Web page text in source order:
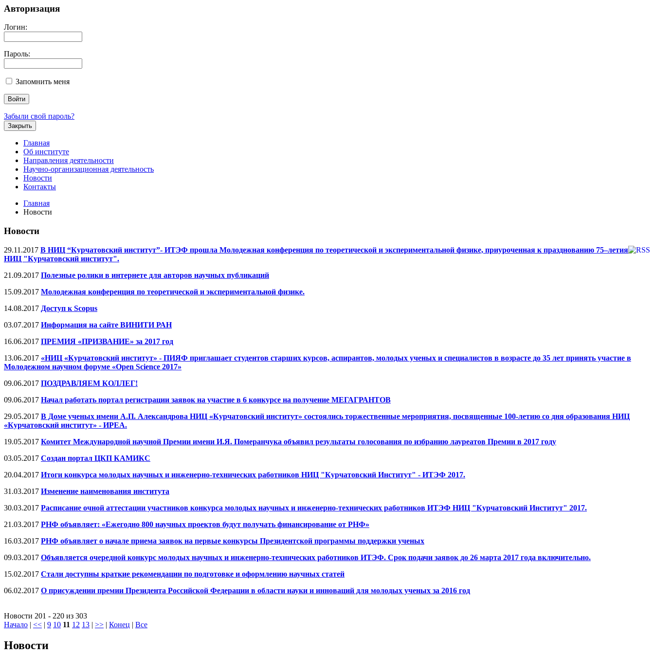
Авторизация
Логин:
Пароль:
Запомнить меня
Забыли свой пароль?
Закрыть
Главная
Об институте
Направления деятельности
Научно-организационная деятельность
Новости
Контакты
Главная
Новости
Новости
29.11.2017 В НИЦ “Курчатовский институт”- ИТЭФ прошла Молодежная конференция по теоретической и экспериментальной физике, приуроченная к празднованию 75–летия
НИЦ "Курчатовский институт".
21.09.2017 Полезные ролики в интернете для авторов научных публикаций
15.09.2017 Молодежная конференция по теоретической и экспериментальной физике.
14.08.2017 Доступ к Scopus
03.07.2017 Информация на сайте ВИНИТИ РАН
16.06.2017 ПРЕМИЯ «ПРИЗВАНИЕ» за 2017 год
13.06.2017 «НИЦ «Курчатовский институт» - ПИЯФ приглашает студентов старших курсов, аспирантов, молодых ученых и специалистов в возрасте до 35 лет принять участие в
Молодежном научном форуме «Open Science 2017»
09.06.2017 ПОЗДРАВЛЯЕМ КОЛЛЕГ!
09.06.2017 Начал работать портал регистрации заявок на участие в 6 конкурсе на получение МЕГАГРАНТОВ
29.05.2017 В Доме ученых имени А.П. Александрова НИЦ «Курчатовский институт» состоялись торжественные мероприятия, посвященные 100-летию со дня образования НИЦ
«Курчатовский институт» - ИРЕА.
19.05.2017 Комитет Международной научной Премии имени И.Я. Померанчука объявил результаты голосования по избранию лауреатов Премии в 2017 году
03.05.2017 Создан портал ЦКП КАМИКС
20.04.2017 Итоги конкурса молодых научных и инженерно-технических работников НИЦ "Курчатовский Институт" - ИТЭФ 2017.
31.03.2017 Изменение наименования института
30.03.2017 Расписание очной аттестации участников конкурса молодых научных и инженерно-технических работников ИТЭФ НИЦ "Курчатовский Институт" 2017.
21.03.2017 РНФ объявляет: «Ежегодно 800 научных проектов будут получать финансирование от РНФ»
16.03.2017 РНФ объявляет о начале приема заявок на первые конкурсы Президентской программы поддержки ученых
09.03.2017 Объявляется очередной конкурс молодых научных и инженерно-технических работников ИТЭФ. Срок подачи заявок до 26 марта 2017 года включительно.
15.02.2017 Стали доступны краткие рекомендации по подготовке и оформлению научных статей
06.02.2017 О присуждении премии Президента Российской Федерации в области науки и инноваций для молодых ученых за 2016 год
Новости 201 - 220 из 303
Начало | << | 9 10 11 12 13 | >> | Конец | Все
Новости